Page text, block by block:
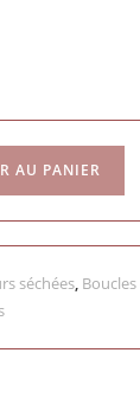
AU PANIER
séchées,